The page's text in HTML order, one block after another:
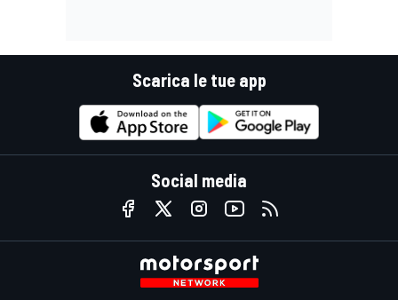
Scarica le tue app
Social media